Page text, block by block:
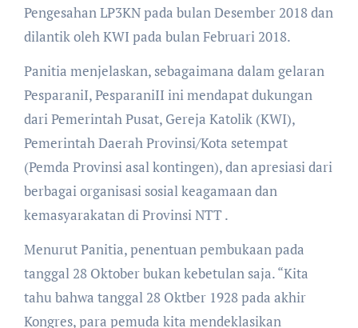
Pengesahan LP3KN pada bulan Desember 2018 dan
dilantik oleh KWI pada bulan Februari 2018.
Panitia menjelaskan, sebagaimana dalam gelaran
PesparaniI, PesparaniII ini mendapat dukungan
dari Pemerintah Pusat, Gereja Katolik (KWI),
Pemerintah Daerah Provinsi/Kota setempat
(Pemda Provinsi asal kontingen), dan apresiasi dari
berbagai organisasi sosial keagamaan dan
kemasyarakatan di Provinsi NTT .
Menurut Panitia, penentuan pembukaan pada
tanggal 28 Oktober bukan kebetulan saja. “Kita
tahu bahwa tanggal 28 Oktber 1928 pada akhir
Kongres, para pemuda kita mendeklasikan